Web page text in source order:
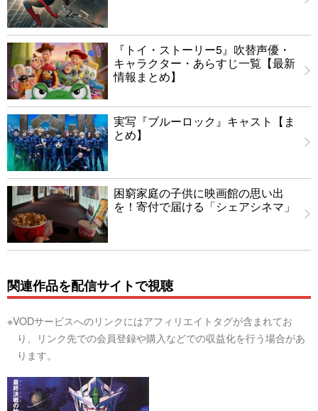
『トイ・ストーリー5』吹替声優・
キャラクター・あらすじ一覧【最新
情報まとめ】
実写『ブルーロック』キャスト【ま
とめ】
困窮家庭の子供に映画館の思い出
を！寄付で届ける「シェアシネマ」
関連作品を配信サイトで視聴
※VODサービスへのリンクにはアフィリエイトタグが含まれてお
り、リンク先での会員登録や購入などでの収益化を行う場合があ
ります。